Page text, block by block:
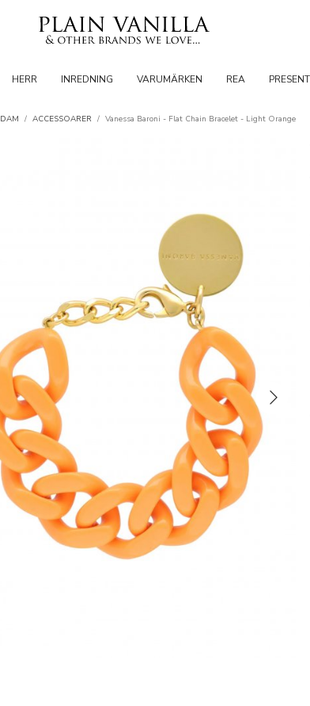
HERR INREDNING VARUMÄRKEN REA
DAM / ACCESSOARER / Vanessa Baroni - Flat Chain Bracelet - Light Orange